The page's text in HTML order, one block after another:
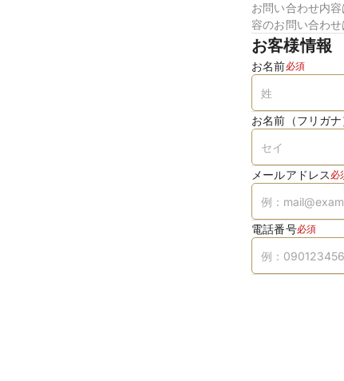
お問い合わせ内
容のお問い合わせ
お客様情報
お名前必須
お名前（フリガナ
メールアドレス 必
電話番号必須